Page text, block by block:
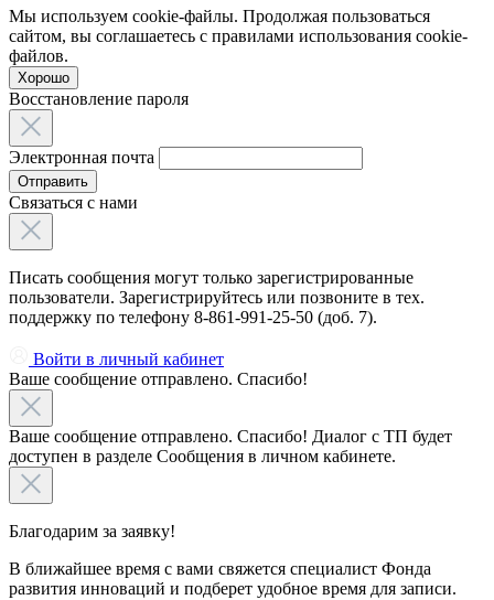
Мы используем cookie-файлы. Продолжая пользоваться
сайтом, вы соглашаетесь с правилами использования cookie-
файлов.
Хорошо
Восстановление пароля
Электронная почта
Отправить
Связаться с нами
Писать сообщения могут только зарегистрированные
пользователи. Зарегистрируйтесь или позвоните в тех.
поддержку по телефону 8-861-991-25-50 (доб. 7).
Войти в личный кабинет
Ваше сообщение отправлено. Спасибо!
Ваше сообщение отправлено. Спасибо! Диалог с ТП будет
доступен в разделе Сообщения в личном кабинете.
Благодарим за заявку!
В ближайшее время с вами свяжется специалист Фонда
развития инноваций и подберет удобное время для записи.